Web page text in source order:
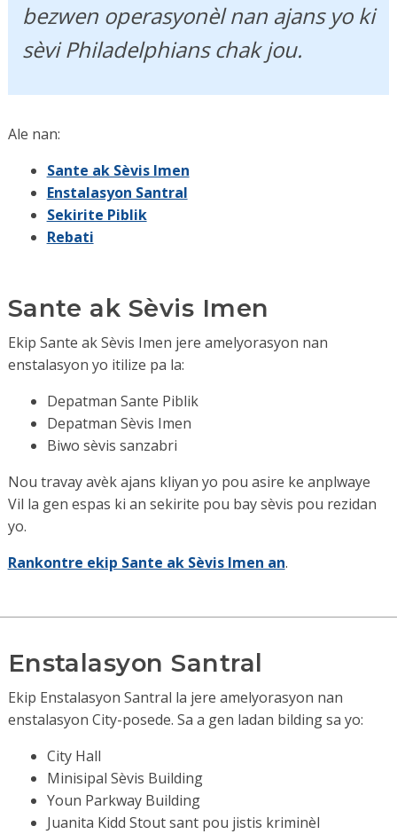
bezwen operasyonèl nan ajans yo ki
sèvi Philadelphians chak jou.
Ale nan:
Sante ak Sèvis Imen
Enstalasyon Santral
Sekirite Piblik
Rebati
Sante ak Sèvis Imen
Ekip Sante ak Sèvis Imen jere amelyorasyon nan
enstalasyon yo itilize pa la:
Depatman Sante Piblik
Depatman Sèvis Imen
Biwo sèvis sanzabri
Nou travay avèk ajans kliyan yo pou asire ke anplwaye
Vil la gen espas ki an sekirite pou bay sèvis pou rezidan
yo.
Rankontre ekip Sante ak Sèvis Imen an.
Enstalasyon Santral
Ekip Enstalasyon Santral la jere amelyorasyon nan
enstalasyon City-posede. Sa a gen ladan bilding sa yo:
City Hall
Minisipal Sèvis Building
Youn Parkway Building
Juanita Kidd Stout sant pou jistis kriminèl